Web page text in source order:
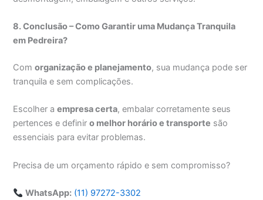
8. Conclusão – Como Garantir uma Mudança Tranquila
em Pedreira?
Comorganização e planejamento, sua mudança pode ser
tranquila e sem complicações.
Escolher aempresa certa, embalar corretamente seus
pertences e definiro melhor horário e transporte são
essenciais para evitar problemas.
Precisa de um orçamento rápido e sem compromisso?
WhatsApp: (11) 97272-3302